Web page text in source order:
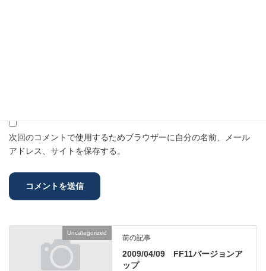
次回のコメントで使用するためブラウザーに自分の名前、メール
アドレス、サイトを保存する。
Uncategorized
前の記事
2009/04/09 FF11バージョンア
ップ